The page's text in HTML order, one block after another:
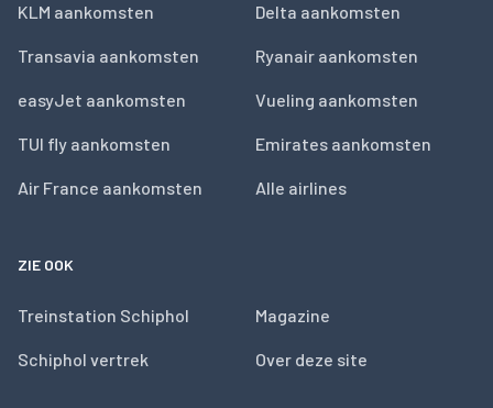
KLM aankomsten
Transavia aankomsten
easyJet aankomsten
TUI fly aankomsten
Air France aankomsten
Delta aankomsten
Ryanair aankomsten
Vueling aankomsten
Emirates aankomsten
Alle airlines
ZIE OOK
Treinstation Schiphol
Schiphol vertrek
Magazine
Over deze site